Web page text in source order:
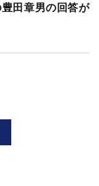
田章男の回答が